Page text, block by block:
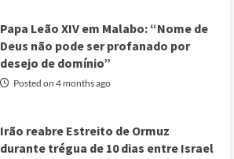
Papa Leão XIV em Malabo: “Nome de
Deus não pode ser profanado por
desejo de domínio”
Posted on 4 months ago
Irão reabre Estreito de Ormuz
durante trégua de 10 dias entre Israel